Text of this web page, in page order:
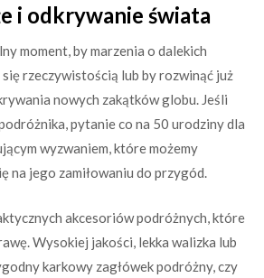
i odkrywanie świata
moment, by marzenia o dalekich
rzeczywistością lub by rozwinąć już
nowych zakątków globu. Jeśli
pytanie co na 50 urodziny dla
wyzwaniem, które możemy
na jego zamiłowaniu do przygód.
akcesoriów podróżnych, które
Wysokiej jakości, lekka walizka lub
karkowy zagłówek podróżny, czy